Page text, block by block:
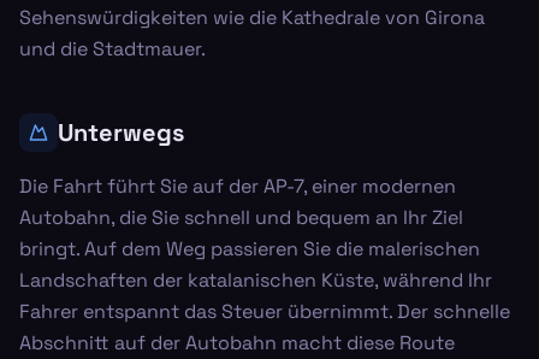
Sehenswürdigkeiten wie die Kathedrale von Girona
und die Stadtmauer.
Unterwegs
Die Fahrt führt Sie auf der AP-7, einer modernen
Autobahn, die Sie schnell und bequem an Ihr Ziel
bringt. Auf dem Weg passieren Sie die malerischen
Landschaften der katalanischen Küste, während Ihr
Fahrer entspannt das Steuer übernimmt. Der schnelle
Abschnitt auf der Autobahn macht diese Route